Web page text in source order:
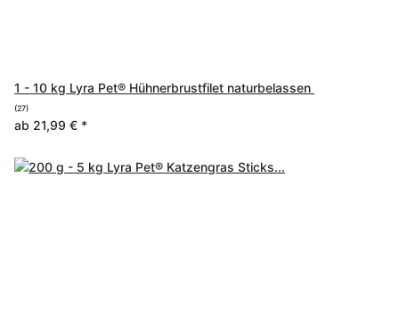
1 - 10 kg Lyra Pet® Hühnerbrustfilet naturbelassen
(27)
ab 21,99 € *